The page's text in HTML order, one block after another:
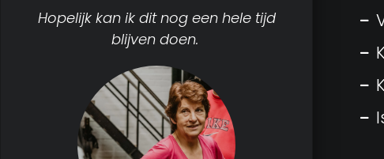
Hopelijk kan ik dit nog een hele tijd
blijven doen.